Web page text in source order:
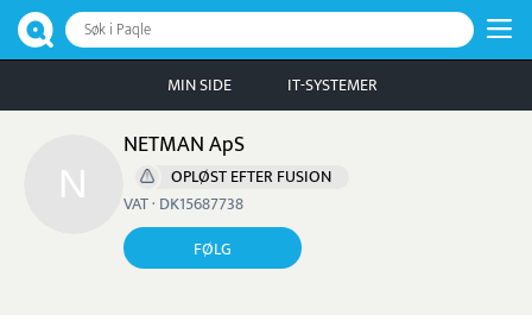
Søk i Paqle
MIN SIDE IT-SYSTEMER
NETMAN ApS
OPLØST EFTER FUSION
VAT · DK15687738
FØLG